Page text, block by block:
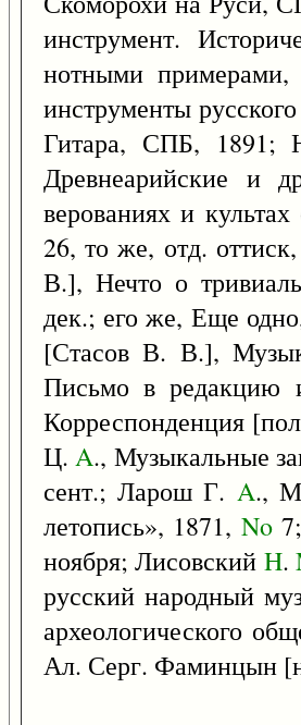
инструмент.
нотными
инструменты
Гитара, СПБ, 1891;
Древнеарийские и
верованиях и
26, то же, отд.
В.], Нечто о
дек.; его же, Еще
[Стасов В. В.],
Письмо в редакцию
Корреспонденция
Ц.A., Музыкальные
сент.; Ларош Г. A.,
летопись», 1871, No7;
ноября; Лисовский H.
русский народный
археологического
Ал. Серг. Фаминцын